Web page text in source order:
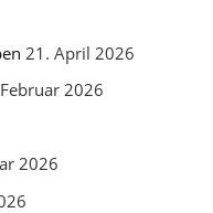
21. April 2026
2026
2026